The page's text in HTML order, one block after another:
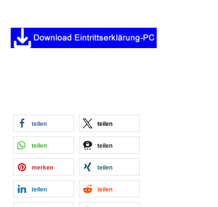
teilen teilen
teilen teilen
merken teilen
teilen teilen